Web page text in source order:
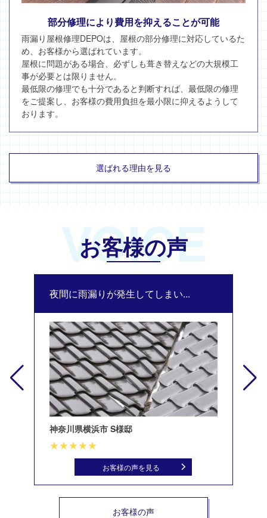
部分修理により費用を抑えることが可能
雨漏り屋根修理DEPOは、屋根の部分修理に対応しているた
め、お客様から選ばれています。
屋根に問題がある場合、必ずしも葺き替えなどの大規模工
事が必要とは限りません。
最低限の修理でも十分であると判断すれば、最低限の修理
をご提案し、お客様の費用負担を最小限に抑えるようして
おります。
選ばれる理由を見る
VOICE
お客様の声
夜間に雨漏りが発生してしまい...
神奈川県横浜市 S様邸
お客様の声を見る
お客様の声